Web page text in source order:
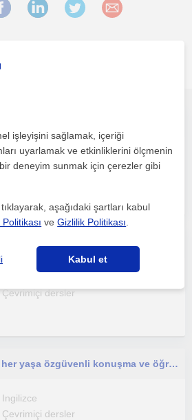
online Ingilizce öğretmenleri
Ingilizce
Çevrimiçi dersler
Çevrimiçi dersler
Akademik donanımla, her yaşa özgüvenli konuşma ve öğrenme
Ingilizce
Çevrimiçi dersler
işleyişini sağlamak, içeriği
uyarlamak ve etkinliklerini ölçmenin
deneyim sunmak için çerezler gibi
aşağıdaki şartları kabul
veGizlilik Politikası
Kabul et